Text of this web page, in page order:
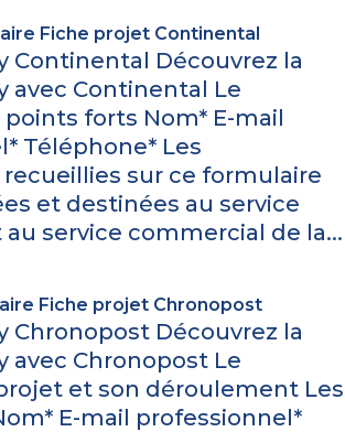
Fiche projet Continental
Continental Découvrez la
avec Continental Le
forts Nom* E-mail
Téléphone* Les
sur ce formulaire
et destinées au service
service commercial de la...
Fiche projet Chronopost
Chronopost Découvrez la
avec Chronopost Le
et son déroulement Les
E-mail professionnel*